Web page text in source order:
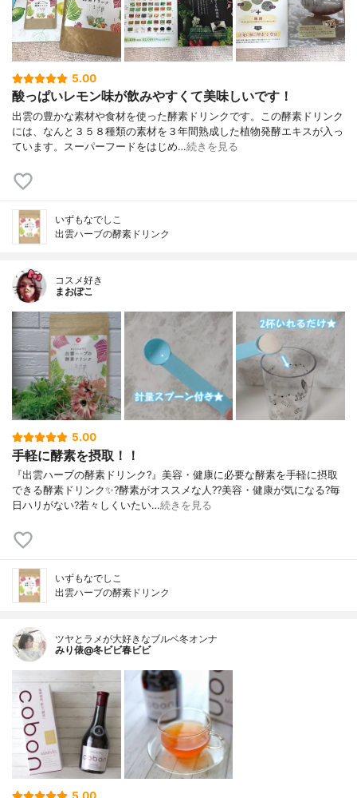
5.00
酸っぱいレモン味が飲みやすくて美味しいです！
出雲の豊かな素材や食材を使った酵素ドリンクです。この酵素ドリンク
には、なんと３５８種類の素材を３年間熟成した植物発酵エキスが入っ
ています。スーパーフードをはじめ…続きを見る
いずもなでしこ
出雲ハーブの酵素ドリンク
コスメ好き
まおぽこ
5.00
手軽に酵素を摂取！！
『出雲ハーブの酵素ドリンク?』美容・健康に必要な酵素を手軽に摂取
できる酵素ドリンク✨?酵素がオススメな人??美容・健康が気になる?毎
日ハリがない?若々しくいたい…続きを見る
いずもなでしこ
出雲ハーブの酵素ドリンク
ツヤとラメが大好きなブルベ冬オンナ
みり俵@冬ビビ春ビビ